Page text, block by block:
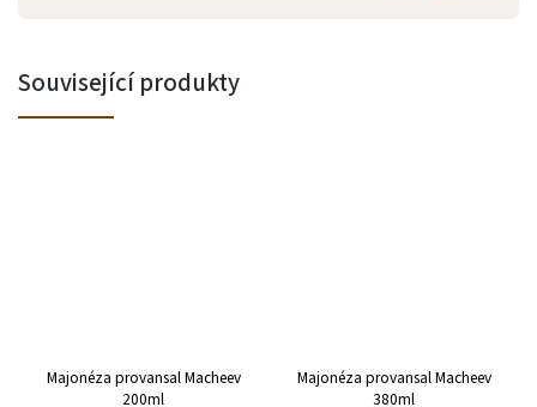
Související produkty
Majonéza provansal Macheev
200ml
Majonéza provansal Macheev
380ml